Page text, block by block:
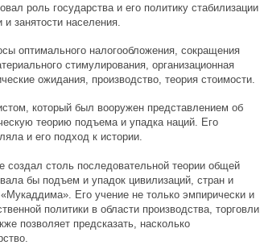
роль государства и его политику стабилизации
занятости населения.
оптимального налогообложения, сокращения
стимулирования, организационная
ожидания, производство, теория стоимости.
который был вооружен представлением об
теорию подъема и упадка наций. Его
и его подход к истории.
столь последовательной теории общей
бы подъем и упадок цивилизаций, стран и
Его учение не только эмпирически и
политики в области производства, торговли,
позволяет предсказать, насколько